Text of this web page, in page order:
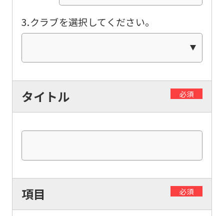
3.クラブを選択してください。
タイトル 必須
項目 必須
translated
so